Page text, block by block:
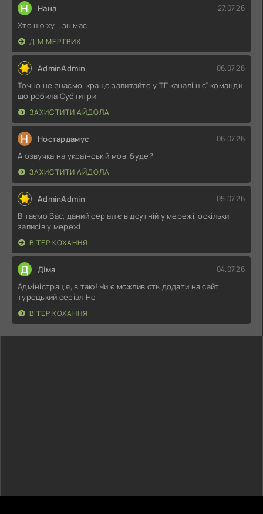
Н Нана 27.07.26
Хто цю ху....знімає
ДІМ МЕРТВИХ
AdminAdmin 06.07.26
Точно не знаємо, краще запитайте у ТГ каналі цієї команди
що робила Субтитри
ЗАХИСТИТИ АЙДОЛА
Н Ностардамус 06.07.26
А озвучка на українській мові буде?
ЗАХИСТИТИ АЙДОЛА
AdminAdmin 05.07.26
Вітаємо Вас, даний серіал є відсутній у мережі, оскільки
записів у мережі
ВІТЕР КОХАННЯ
Д Діма 04.07.26
Адміністрація, вітаю! Чи є можливість додати на сайт
турецький серіал Не
ВІТЕР КОХАННЯ